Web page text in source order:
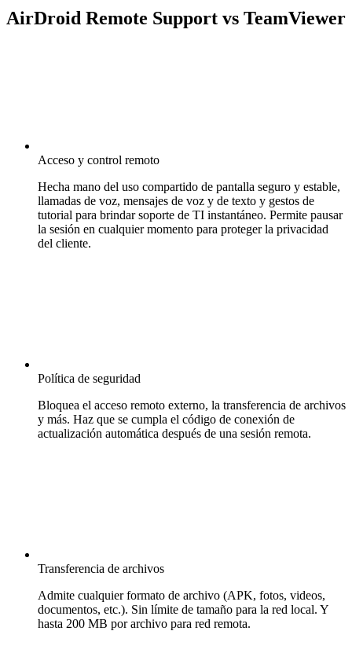
AirDroid Remote Support vs TeamViewer
Acceso y control remoto
Hecha mano del uso compartido de pantalla seguro y estable,
llamadas de voz, mensajes de voz y de texto y gestos de
tutorial para brindar soporte de TI instantáneo. Permite pausar
la sesión en cualquier momento para proteger la privacidad
del cliente.
Política de seguridad
Bloquea el acceso remoto externo, la transferencia de archivos
y más. Haz que se cumpla el código de conexión de
actualización automática después de una sesión remota.
Transferencia de archivos
Admite cualquier formato de archivo (APK, fotos, videos,
documentos, etc.). Sin límite de tamaño para la red local. Y
hasta 200 MB por archivo para red remota.